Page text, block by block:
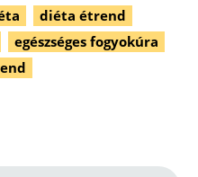
diéta étrend
egészséges fogyokúra